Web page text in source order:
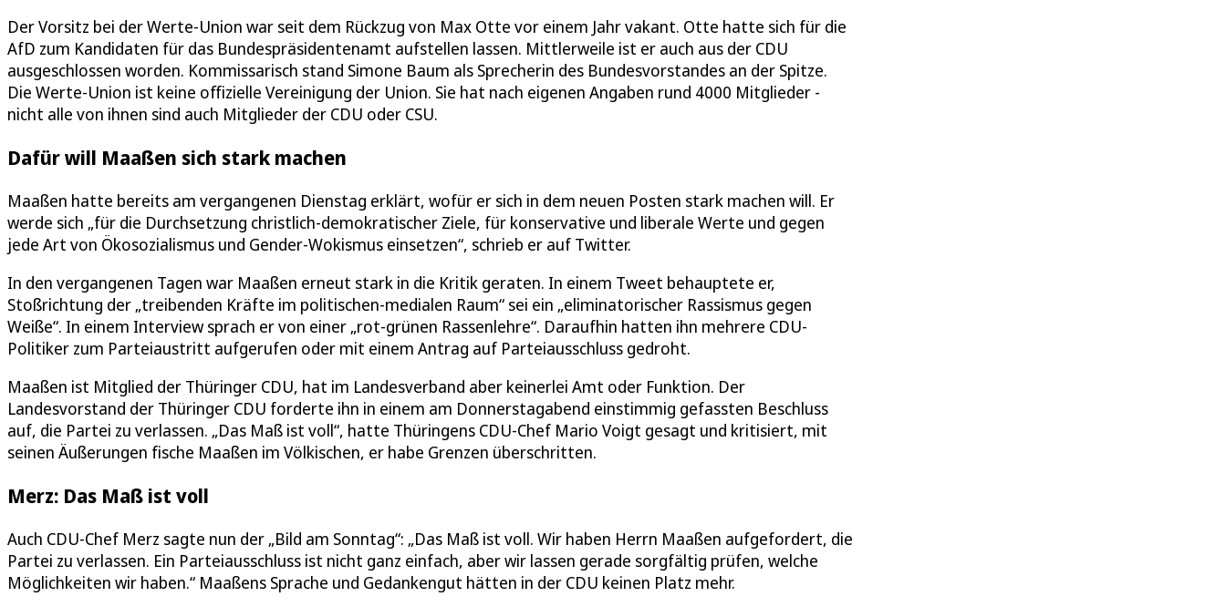
Der Vorsitz bei der Werte-Union war seit dem Rückzug von Max Otte vor einem Jahr vakant. Otte hatte sich für die
AfD zum Kandidaten für das Bundespräsidentenamt aufstellen lassen. Mittlerweile ist er auch aus der CDU
ausgeschlossen worden. Kommissarisch stand Simone Baum als Sprecherin des Bundesvorstandes an der Spitze.
Die Werte-Union ist keine offizielle Vereinigung der Union. Sie hat nach eigenen Angaben rund 4000 Mitglieder -
nicht alle von ihnen sind auch Mitglieder der CDU oder CSU.
Dafür will Maaßen sich stark machen
Maaßen hatte bereits am vergangenen Dienstag erklärt, wofür er sich in dem neuen Posten stark machen will. Er
werde sich „für die Durchsetzung christlich-demokratischer Ziele, für konservative und liberale Werte und gegen
jede Art von Ökosozialismus und Gender-Wokismus einsetzen“, schrieb er auf Twitter.
In den vergangenen Tagen war Maaßen erneut stark in die Kritik geraten. In einem Tweet behauptete er,
Stoßrichtung der „treibenden Kräfte im politischen-medialen Raum“ sei ein „eliminatorischer Rassismus gegen
Weiße“. In einem Interview sprach er von einer „rot-grünen Rassenlehre“. Daraufhin hatten ihn mehrere CDU-
Politiker zum Parteiaustritt aufgerufen oder mit einem Antrag auf Parteiausschluss gedroht.
Maaßen ist Mitglied der Thüringer CDU, hat im Landesverband aber keinerlei Amt oder Funktion. Der
Landesvorstand der Thüringer CDU forderte ihn in einem am Donnerstagabend einstimmig gefassten Beschluss
auf, die Partei zu verlassen. „Das Maß ist voll“, hatte Thüringens CDU-Chef Mario Voigt gesagt und kritisiert, mit
seinen Äußerungen fische Maaßen im Völkischen, er habe Grenzen überschritten.
Merz: Das Maß ist voll
Auch CDU-Chef Merz sagte nun der „Bild am Sonntag“: „Das Maß ist voll. Wir haben Herrn Maaßen aufgefordert, die
Partei zu verlassen. Ein Parteiausschluss ist nicht ganz einfach, aber wir lassen gerade sorgfältig prüfen, welche
Möglichkeiten wir haben.“ Maaßens Sprache und Gedankengut hätten in der CDU keinen Platz mehr.